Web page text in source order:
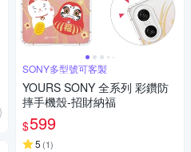
SONY多型號可客製
YOURS SONY 全系列 彩鑽防
摔手機殼-招財納福
$599
5 (1)